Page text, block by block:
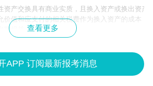
产交换具有商业实质，且换入资产或换出资产
价值和应支付的相关税费作为换入资产的成本，
期损益。
：
以换出资产的公允价值加上支付的补价（或
查看更多
APP 订阅最新报考消息